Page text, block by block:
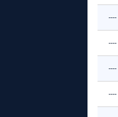
----
----
----
----